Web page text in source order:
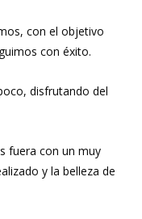
con el objetivo
con éxito.
disfrutando del
fuera con un muy
y la belleza de